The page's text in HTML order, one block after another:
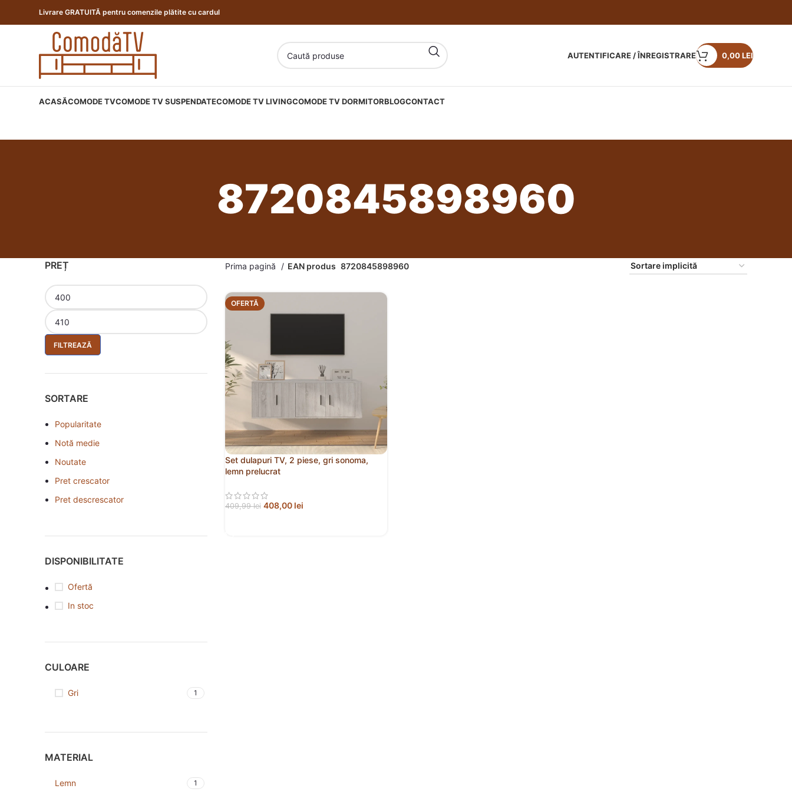
Livrare GRATUITĂ pentru comenzile plătite cu cardul
AUTENTIFICARE / ÎNREGISTRARE 0,00LEI
ACASĂCOMODE TVCOMODE TV SUSPENDATECOMODE TV LIVINGCOMODE TV DORMITORBLOGCONTACT
8720845898960
PREȚ
FILTREAZĂ
SORTARE
Popularitate
Notă medie
Noutate
Pret crescator
Pret descrescator
DISPONIBILITATE
Ofertă
In stoc
CULOARE
Gri 1
MATERIAL
Lemn 1
Prima pagină EAN produs 8720845898960
OFERTĂ
Set dulapuri TV, 2 piese, gri sonoma,
lemn prelucrat
409,99lei 408,00 lei